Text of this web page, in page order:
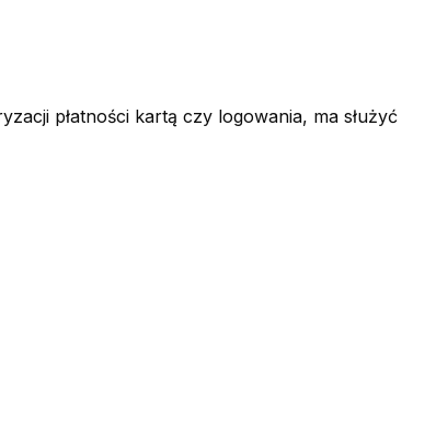
płatności kartą czy logowania, ma służyć